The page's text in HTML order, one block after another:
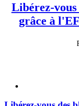
Libérez-vous
grâce à